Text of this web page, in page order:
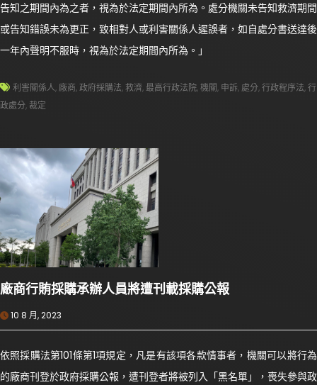
告知之期間內為之者，視為於法定期間內所為。處分機關未告知救濟期間
或告知錯誤未為更正，致相對人或利害關係人遲誤者，如自處分書送達後
一年內聲明不服時，視為於法定期間內所為。」
利害關係人,廠商,政府採購法,救濟,最高行政法院,機關, 申訴, 處分,行政程序法,行
政處分, 裁定
廠商行賄採購承辦人員將遭刊載採購公報
10 8 月, 2023
依照採購法第101條第1項規定，凡是有該項各款情事者，機關可以將行為
的廠商刊登於政府採購公報，遭刊登者將被列入「黑名單」，喪失參與政